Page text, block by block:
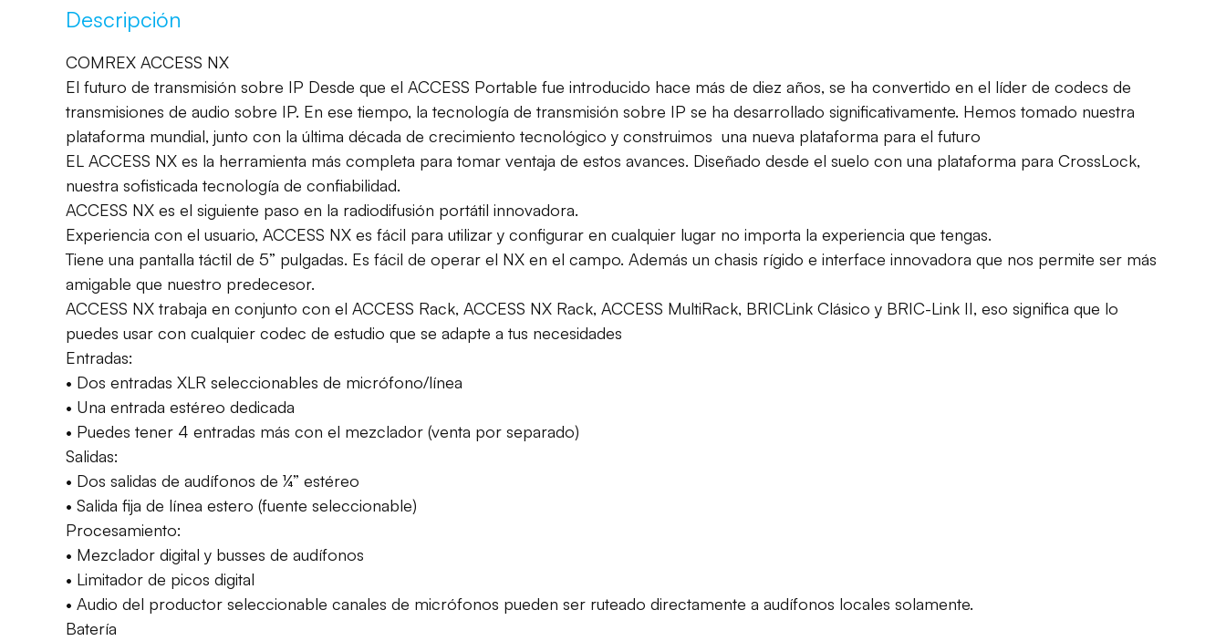
Descripción
COMREX ACCESS NX
El futuro de transmisión sobre IP Desde que el ACCESS Portable fue introducido hace más de diez años, se ha convertido en el líder de codecs de
transmisiones de audio sobre IP. En ese tiempo, la tecnología de transmisión sobre IP se ha desarrollado significativamente. Hemos tomado nuestra
plataforma mundial, junto con la última década de crecimiento tecnológico y construimos una nueva plataforma para el futuro
EL ACCESS NX es la herramienta más completa para tomar ventaja de estos avances. Diseñado desde el suelo con una plataforma para CrossLock,
nuestra sofisticada tecnología de confiabilidad.
ACCESS NX es el siguiente paso en la radiodifusión portátil innovadora.
Experiencia con el usuario, ACCESS NX es fácil para utilizar y configurar en cualquier lugar no importa la experiencia que tengas.
Tiene una pantalla táctil de 5” pulgadas. Es fácil de operar el NX en el campo. Además un chasis rígido e interface innovadora que nos permite ser más
amigable que nuestro predecesor.
ACCESS NX trabaja en conjunto con el ACCESS Rack, ACCESS NX Rack, ACCESS MultiRack, BRICLink Clásico y BRIC-Link II, eso significa que lo
puedes usar con cualquier codec de estudio que se adapte a tus necesidades
Entradas:
• Dos entradas XLR seleccionables de micrófono/línea
• Una entrada estéreo dedicada
• Puedes tener 4 entradas más con el mezclador (venta por separado)
Salidas:
• Dos salidas de audífonos de ¼” estéreo
• Salida fija de línea estero (fuente seleccionable)
Procesamiento:
• Mezclador digital y busses de audífonos
• Limitador de picos digital
• Audio del productor seleccionable canales de micrófonos pueden ser ruteado directamente a audífonos locales solamente.
Batería